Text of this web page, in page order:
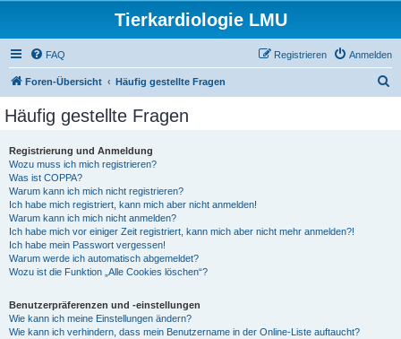
Tierkardiologie LMU
FAQ Anmelden
Registrieren
Foren-Übersicht Häufig gestellte Fragen
Häufig gestellte Fragen
Registrierung und Anmeldung
Wozu muss ich mich registrieren?
Was ist COPPA?
Warum kann ich mich nicht registrieren?
Ich habe mich registriert, kann mich aber nicht anmelden!
Warum kann ich mich nicht anmelden?
Ich habe mich vor einiger Zeit registriert, kann mich aber nicht mehr anmelden?!
Ich habe mein Passwort vergessen!
Warum werde ich automatisch abgemeldet?
Wozu ist die Funktion „Alle Cookies löschen“?
Benutzerpräferenzen und -einstellungen
Wie kann ich meine Einstellungen ändern?
Wie kann ich verhindern, dass mein Benutzername in der Online-Liste auftaucht?